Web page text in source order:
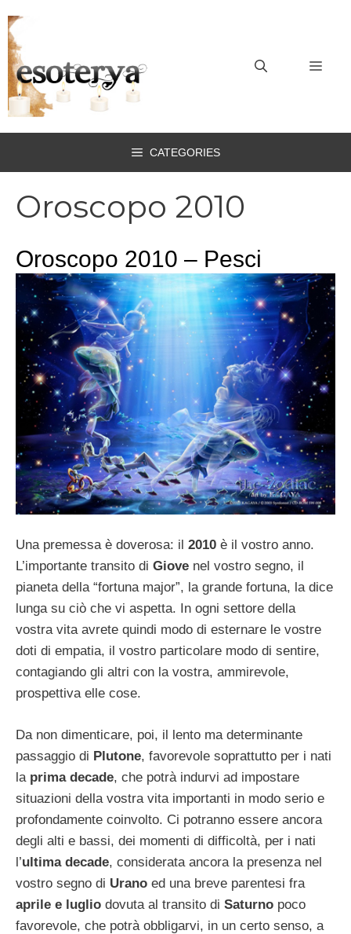
al
contenuto
CATEGORIES
Oroscopo 2010
Oroscopo 2010 – Pesci
Una premessa è doverosa: il 2010 è il vostro anno.
L’importante transito di Giove nel vostro segno, il
pianeta della “fortuna major”, la grande fortuna, la dice
lunga su ciò che vi aspetta. In ogni settore della
vostra vita avrete quindi modo di esternare le vostre
doti di empatia, il vostro particolare modo di sentire,
contagiando gli altri con la vostra, ammirevole,
prospettiva elle cose.
Da non dimenticare, poi, il lento ma determinante
passaggio di Plutone, favorevole soprattutto per i nati
la prima decade, che potrà indurvi ad impostare
situazioni della vostra vita importanti in modo serio e
profondamente coinvolto. Ci potranno essere ancora
degli alti e bassi, dei momenti di difficoltà, per i nati
l’ultima decade, considerata ancora la presenza nel
vostro segno di Urano ed una breve parentesi fra
aprile e luglio dovuta al transito di Saturno poco
favorevole, che potrà obbligarvi, in un certo senso, a